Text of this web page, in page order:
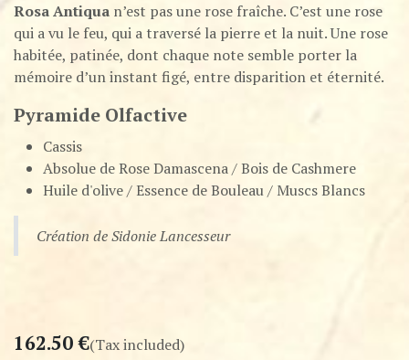
Rosa Antiqua n’est pas une rose fraîche. C’est une rose
qui a vu le feu, qui a traversé la pierre et la nuit. Une rose
habitée, patinée, dont chaque note semble porter la
mémoire d’un instant figé, entre disparition et éternité.
Pyramide Olfactive
Cassis
Absolue de Rose Damascena / Bois de Cashmere
Huile d'olive / Essence de Bouleau / Muscs Blancs
Création de Sidonie Lancesseur
162.50€(Tax included)